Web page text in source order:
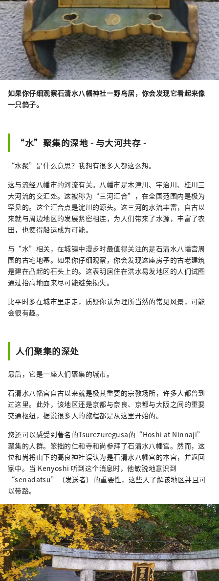
如果你仔细观察石清水八幡神社一野鸟居，你会发现它看起来像
一只鸽子。
“水”聚集的深地 - 与大河共存 -
“水聚”是什么意思？我想有很多人都这么想。
这与流经八幡市的河流有关。八幡市是木津川、宇治川、桂川三
大河流的交汇处。这被称为“三河汇合”，在全国范围内是极为
罕见的。这个汇合点是淀川的源头。这三河的水流丰富，自古以
来就与周边地区的发展紧密相连，为人们带来了水源，丰富了农
田，也使得船运成为可能。
与“水”相关，在城镇中漫步时最值得关注的是石清水八幡宫周
围的古宅地基。如果你仔细观察，你会发现这座房子的古老建筑
是建在凸起的石头上的。这表明居住在洪水易发地区的人们试图
通过抬高地面来尽可能避免损失。
比平时多在城市里走走，质疑你认为理所当然的常见风景，可能
会很有趣。
人们聚集的深处
最后，它是一座人们聚集的城市。
石清水八幡宫自古以来就是极其重要的宗教场所，许多人都曾到
过这里。此外，该地区还是京都与奈良、京都与大阪之间的重要
交通枢纽，据说很多人的旅程都是从这里开始的。
您还可以感受到著名的Tsurezuregusa的“Hoshi at Ninnaji”
聚集的人群。笨拙的仁和寺和尚参拜了石清水八幡宫。然而，这
位和尚将山下的高良神社误认为是石清水八幡宫的本宫，并返回
家中。当 Kenyoshi 听到这个消息时，他敏锐地意识到
“senadatsu”（发送者）的重要性，这些人了解该地区并且可
以带路。